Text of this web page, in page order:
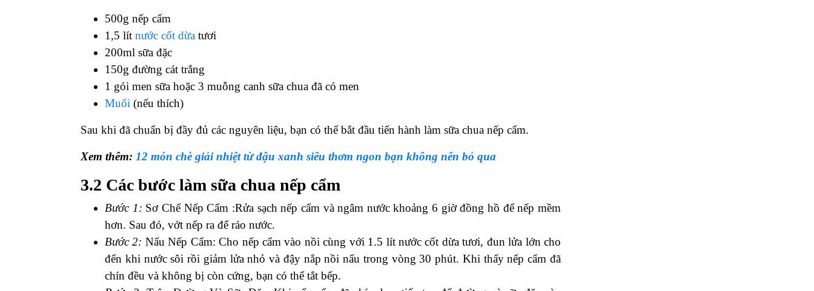
500g nếp cẩm
1,5 lít nước cốt dừa tươi
200ml sữa đặc
150g đường cát trắng
1 gói men sữa hoặc 3 muỗng canh sữa chua đã có men
Muối (nếu thích)
Sau khi đã chuẩn bị đầy đủ các nguyên liệu, bạn có thể bắt đầu tiến hành làm sữa chua nếp cẩm.
Xem thêm: 12 món chè giải nhiệt từ đậu xanh siêu thơm ngon bạn không nên bỏ qua
3.2 Các bước làm sữa chua nếp cẩm
Bước 1: Sơ Chế Nếp Cẩm :Rửa sạch nếp cẩm và ngâm nước khoảng 6 giờ đồng hồ để nếp mềm
hơn. Sau đó, vớt nếp ra để ráo nước.
Bước 2: Nấu Nếp Cẩm:Cho nếp cẩm vào nồi cùng với 1.5 lít nước cốt dừa tươi, đun lửa lớn cho
đến khi nước sôi rồi giảm lửa nhỏ và đậy nắp nồi nấu trong vòng 30 phút. Khi thấy nếp cẩm đã
chín đều và không bị còn cứng, bạn có thể tắt bếp.